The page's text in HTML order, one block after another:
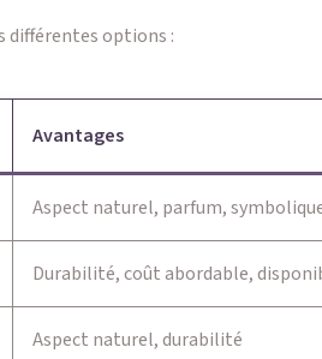
différentes options :
Avantages
Aspect naturel, parfum,
Durabilité, coût abordable,
Aspect naturel, durabilité